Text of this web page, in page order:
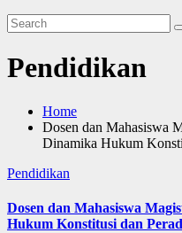
Pendidikan
Home
Dosen dan Mahasiswa
Dinamika Hukum
Pendidikan
Dosen dan Mahasiswa
Hukum Konstitusi dan